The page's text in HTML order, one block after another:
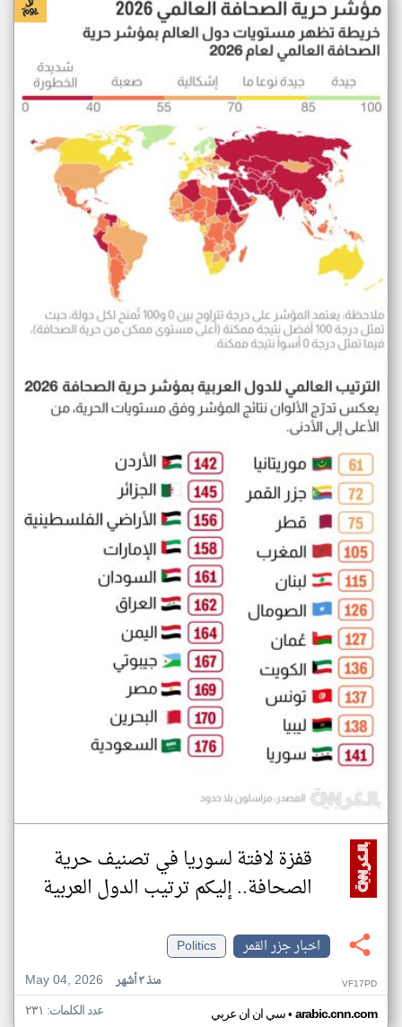
قفزة لافتة لسوريا في تصنيف حرية
الصحافة.. إليكم ترتيب الدول العربية
اخبار جزر القمر
Politics
May 04, 2026
منذ ٣ أشهر VF17PD
سي ان ان عربي• arabic.cnn.com عدد الكلمات: ٢٣١